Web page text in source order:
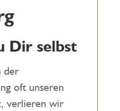
Dir selbst
der
oft unseren
verlieren wir